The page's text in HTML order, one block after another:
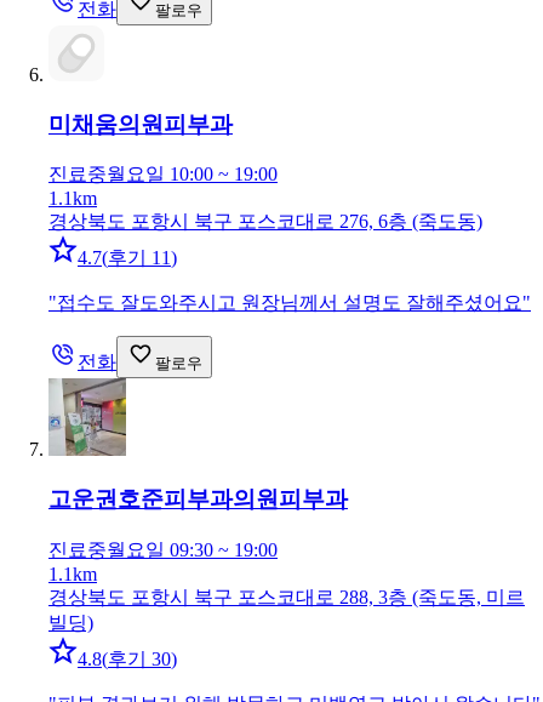
전화 팔로우
미채움의원 피부과
진료중월요일 10:00 ~ 19:00
1.1km
경상북도 포항시 북구 포스코대로 276, 6층 (죽도동)
4.7(후기 11)
"접수도 잘도와주시고 원장님께서 설명도 잘해주셨어요"
전화 팔로우
고운권호준피부과의원 피부과
진료중월요일 09:30 ~ 19:00
1.1km
경상북도 포항시 북구 포스코대로 288, 3층 (죽도동, 미르
빌딩)
4.8(후기 30)